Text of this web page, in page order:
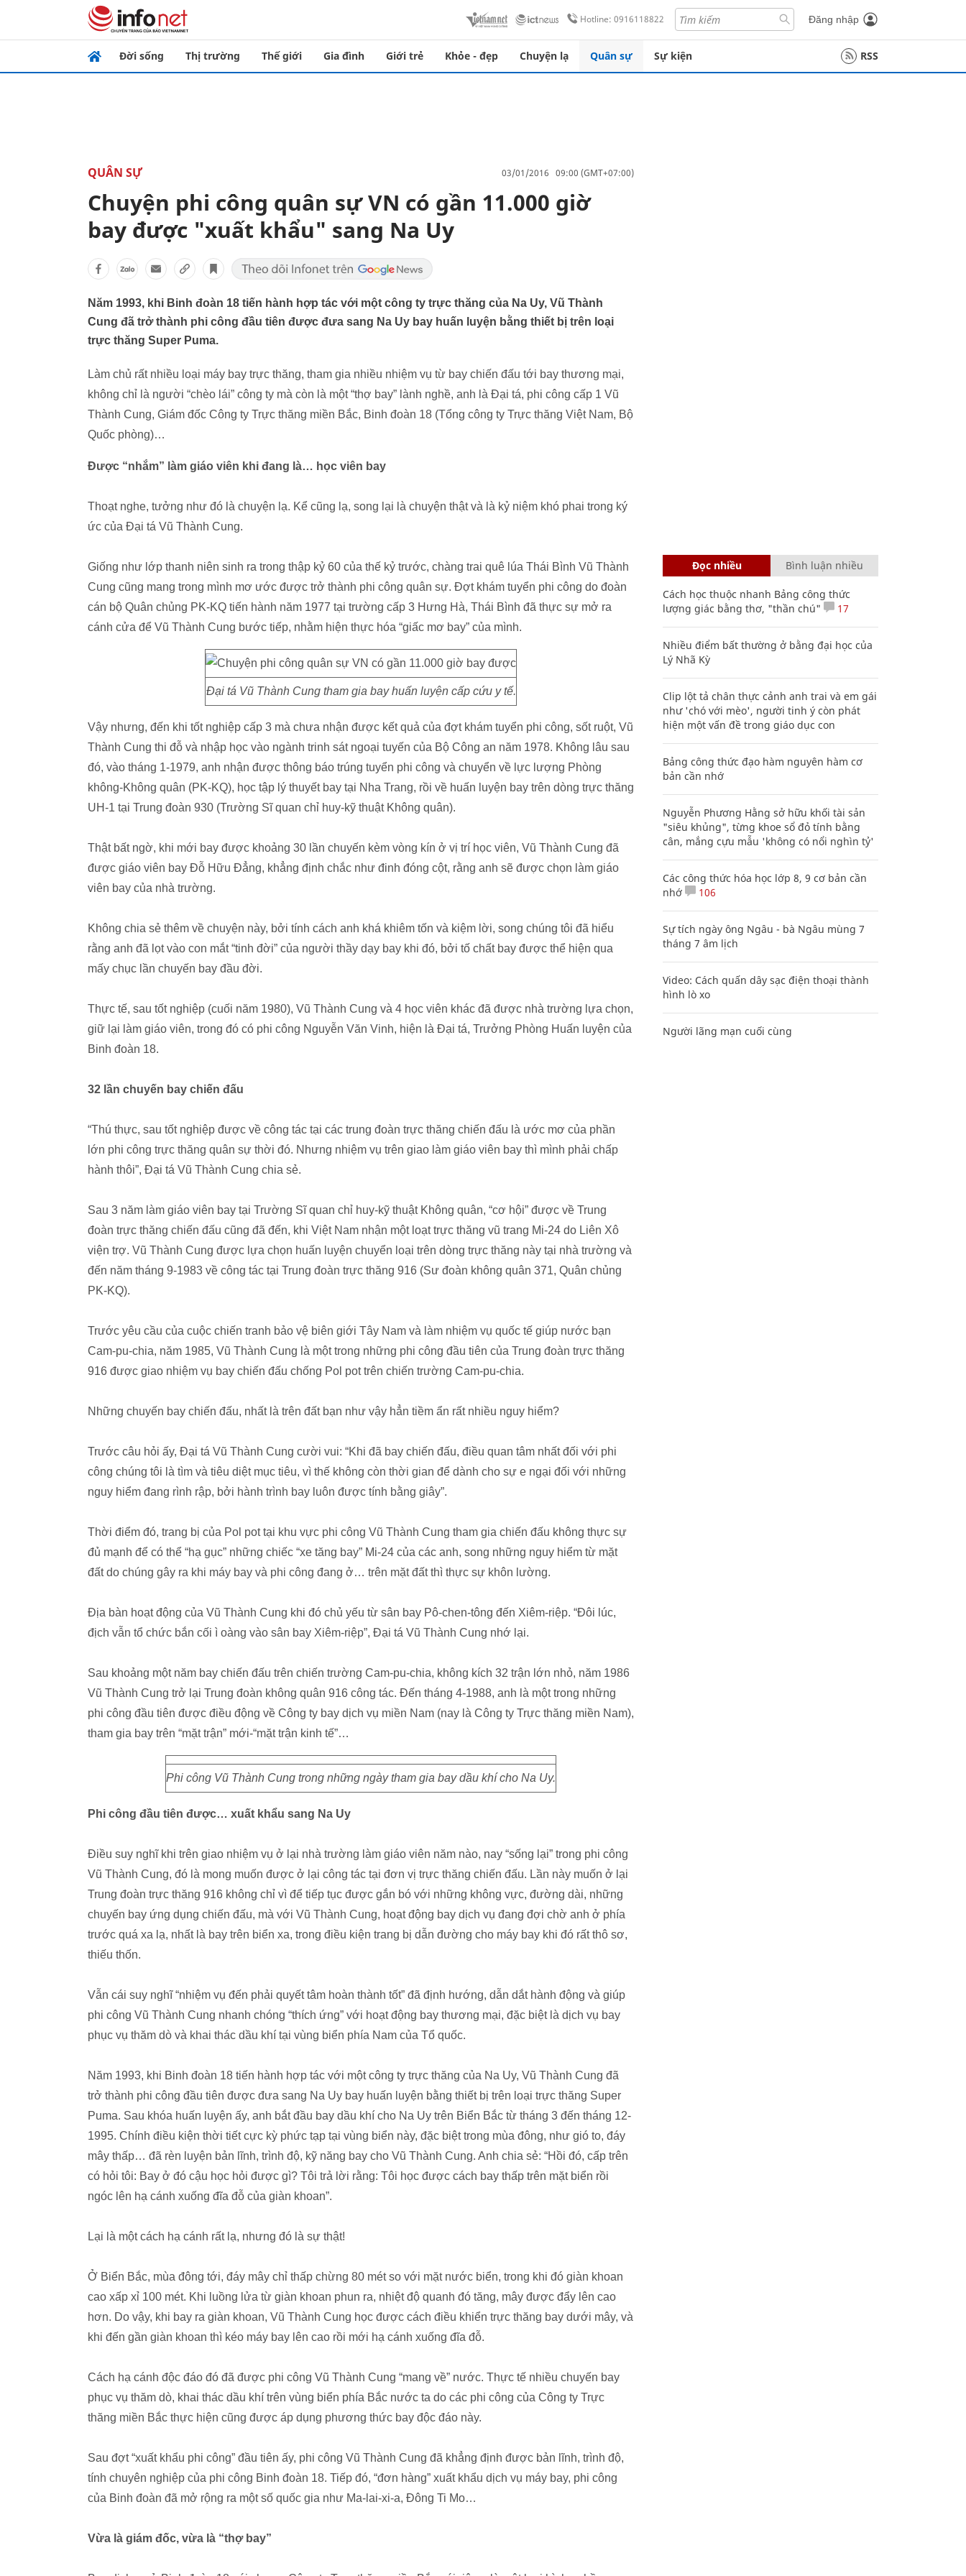
Hotline: 0916118822 Đăng nhập
Đời sống Thị trường Thế giới Gia đình Giới trẻ Khỏe - đẹp Chuyện lạ Quân sự Sự kiện RSS
QUÂN SỰ 03/01/2016 09:00 (GMT+07:00)
Chuyện phi công quân sự VN có gần 11.000 giờ
bay được "xuất khẩu" sang Na Uy
Năm 1993, khi Binh đoàn 18 tiến hành hợp tác với một công ty trực thăng của Na Uy, Vũ Thành
Cung đã trở thành phi công đầu tiên được đưa sang Na Uy bay huấn luyện bằng thiết bị trên loại
trực thăng Super Puma.
Làm chủ rất nhiều loại máy bay trực thăng, tham gia nhiều nhiệm vụ từ bay chiến đấu tới bay thương mại,
không chỉ là người “chèo lái” công ty mà còn là một “thợ bay” lành nghề, anh là Đại tá, phi công cấp 1 Vũ
Thành Cung, Giám đốc Công ty Trực thăng miền Bắc, Binh đoàn 18 (Tổng công ty Trực thăng Việt Nam, Bộ
Quốc phòng)…
Được “nhắm” làm giáo viên khi đang là… học viên bay
Thoạt nghe, tưởng như đó là chuyện lạ. Kể cũng lạ, song lại là chuyện thật và là kỷ niệm khó phai trong ký
ức của Đại tá Vũ Thành Cung.
Giống như lớp thanh niên sinh ra trong thập kỷ 60 của thế kỷ trước, chàng trai quê lúa Thái Bình Vũ Thành
Cung cũng mang trong mình mơ ước được trở thành phi công quân sự. Đợt khám tuyển phi công do đoàn
cán bộ Quân chủng PK-KQ tiến hành năm 1977 tại trường cấp 3 Hưng Hà, Thái Bình đã thực sự mở ra
cánh cửa để Vũ Thành Cung bước tiếp, nhằm hiện thực hóa “giấc mơ bay” của mình.
Đại tá Vũ Thành Cung tham gia bay huấn luyện cấp cứu y tế.
Vậy nhưng, đến khi tốt nghiệp cấp 3 mà chưa nhận được kết quả của đợt khám tuyển phi công, sốt ruột, Vũ
Thành Cung thi đỗ và nhập học vào ngành trinh sát ngoại tuyến của Bộ Công an năm 1978. Không lâu sau
đó, vào tháng 1-1979, anh nhận được thông báo trúng tuyển phi công và chuyển về lực lượng Phòng
không-Không quân (PK-KQ), học tập lý thuyết bay tại Nha Trang, rồi về huấn luyện bay trên dòng trực thăng
UH-1 tại Trung đoàn 930 (Trường Sĩ quan chỉ huy-kỹ thuật Không quân).
Thật bất ngờ, khi mới bay được khoảng 30 lần chuyến kèm vòng kín ở vị trí học viên, Vũ Thành Cung đã
được giáo viên bay Đỗ Hữu Đẳng, khẳng định chắc như đinh đóng cột, rằng anh sẽ được chọn làm giáo
viên bay của nhà trường.
Không chia sẻ thêm về chuyện này, bởi tính cách anh khá khiêm tốn và kiệm lời, song chúng tôi đã hiểu
rằng anh đã lọt vào con mắt “tinh đời” của người thầy dạy bay khi đó, bởi tố chất bay được thể hiện qua
mấy chục lần chuyến bay đầu đời.
Thực tế, sau tốt nghiệp (cuối năm 1980), Vũ Thành Cung và 4 học viên khác đã được nhà trường lựa chọn,
giữ lại làm giáo viên, trong đó có phi công Nguyễn Văn Vinh, hiện là Đại tá, Trưởng Phòng Huấn luyện của
Binh đoàn 18.
32 lần chuyến bay chiến đấu
“Thú thực, sau tốt nghiệp được về công tác tại các trung đoàn trực thăng chiến đấu là ước mơ của phần
lớn phi công trực thăng quân sự thời đó. Nhưng nhiệm vụ trên giao làm giáo viên bay thì mình phải chấp
hành thôi”, Đại tá Vũ Thành Cung chia sẻ.
Sau 3 năm làm giáo viên bay tại Trường Sĩ quan chỉ huy-kỹ thuật Không quân, “cơ hội” được về Trung
đoàn trực thăng chiến đấu cũng đã đến, khi Việt Nam nhận một loạt trực thăng vũ trang Mi-24 do Liên Xô
viện trợ. Vũ Thành Cung được lựa chọn huấn luyện chuyển loại trên dòng trực thăng này tại nhà trường và
đến năm tháng 9-1983 về công tác tại Trung đoàn trực thăng 916 (Sư đoàn không quân 371, Quân chủng
PK-KQ).
Trước yêu cầu của cuộc chiến tranh bảo vệ biên giới Tây Nam và làm nhiệm vụ quốc tế giúp nước bạn
Cam-pu-chia, năm 1985, Vũ Thành Cung là một trong những phi công đầu tiên của Trung đoàn trực thăng
916 được giao nhiệm vụ bay chiến đấu chống Pol pot trên chiến trường Cam-pu-chia.
Những chuyến bay chiến đấu, nhất là trên đất bạn như vậy hẳn tiềm ẩn rất nhiều nguy hiểm?
Trước câu hỏi ấy, Đại tá Vũ Thành Cung cười vui: “Khi đã bay chiến đấu, điều quan tâm nhất đối với phi
công chúng tôi là tìm và tiêu diệt mục tiêu, vì thế không còn thời gian để dành cho sự e ngại đối với những
nguy hiểm đang rình rập, bởi hành trình bay luôn được tính bằng giây”.
Thời điểm đó, trang bị của Pol pot tại khu vực phi công Vũ Thành Cung tham gia chiến đấu không thực sự
đủ mạnh để có thể “hạ gục” những chiếc “xe tăng bay” Mi-24 của các anh, song những nguy hiểm từ mặt
đất do chúng gây ra khi máy bay và phi công đang ở… trên mặt đất thì thực sự khôn lường.
Địa bàn hoạt động của Vũ Thành Cung khi đó chủ yếu từ sân bay Pô-chen-tông đến Xiêm-riệp. “Đôi lúc,
địch vẫn tổ chức bắn cối ì oàng vào sân bay Xiêm-riệp”, Đại tá Vũ Thành Cung nhớ lại.
Sau khoảng một năm bay chiến đấu trên chiến trường Cam-pu-chia, không kích 32 trận lớn nhỏ, năm 1986
Vũ Thành Cung trở lại Trung đoàn không quân 916 công tác. Đến tháng 4-1988, anh là một trong những
phi công đầu tiên được điều động về Công ty bay dịch vụ miền Nam (nay là Công ty Trực thăng miền Nam),
tham gia bay trên “mặt trận” mới-“mặt trận kinh tế”…
Phi công Vũ Thành Cung trong những ngày tham gia bay dầu khí cho Na Uy.
Phi công đầu tiên được… xuất khẩu sang Na Uy
Điều suy nghĩ khi trên giao nhiệm vụ ở lại nhà trường làm giáo viên năm nào, nay “sống lại” trong phi công
Vũ Thành Cung, đó là mong muốn được ở lại công tác tại đơn vị trực thăng chiến đấu. Lần này muốn ở lại
Trung đoàn trực thăng 916 không chỉ vì để tiếp tục được gắn bó với những không vực, đường dài, những
chuyến bay ứng dụng chiến đấu, mà với Vũ Thành Cung, hoạt động bay dịch vụ đang đợi chờ anh ở phía
trước quá xa lạ, nhất là bay trên biển xa, trong điều kiện trang bị dẫn đường cho máy bay khi đó rất thô sơ,
thiếu thốn.
Vẫn cái suy nghĩ “nhiệm vụ đến phải quyết tâm hoàn thành tốt” đã định hướng, dẫn dắt hành động và giúp
phi công Vũ Thành Cung nhanh chóng “thích ứng” với hoạt động bay thương mại, đặc biệt là dịch vụ bay
phục vụ thăm dò và khai thác dầu khí tại vùng biển phía Nam của Tổ quốc.
Năm 1993, khi Binh đoàn 18 tiến hành hợp tác với một công ty trực thăng của Na Uy, Vũ Thành Cung đã
trở thành phi công đầu tiên được đưa sang Na Uy bay huấn luyện bằng thiết bị trên loại trực thăng Super
Puma. Sau khóa huấn luyện ấy, anh bắt đầu bay dầu khí cho Na Uy trên Biển Bắc từ tháng 3 đến tháng 12-
1995. Chính điều kiện thời tiết cực kỳ phức tạp tại vùng biển này, đặc biệt trong mùa đông, như gió to, đáy
mây thấp… đã rèn luyện bản lĩnh, trình độ, kỹ năng bay cho Vũ Thành Cung. Anh chia sẻ: “Hồi đó, cấp trên
có hỏi tôi: Bay ở đó cậu học hỏi được gì? Tôi trả lời rằng: Tôi học được cách bay thấp trên mặt biển rồi
ngóc lên hạ cánh xuống đĩa đỗ của giàn khoan”.
Lại là một cách hạ cánh rất lạ, nhưng đó là sự thật!
Ở Biển Bắc, mùa đông tới, đáy mây chỉ thấp chừng 80 mét so với mặt nước biển, trong khi đó giàn khoan
cao xấp xỉ 100 mét. Khi luồng lửa từ giàn khoan phun ra, nhiệt độ quanh đó tăng, mây được đẩy lên cao
hơn. Do vậy, khi bay ra giàn khoan, Vũ Thành Cung học được cách điều khiển trực thăng bay dưới mây, và
khi đến gần giàn khoan thì kéo máy bay lên cao rồi mới hạ cánh xuống đĩa đỗ.
Cách hạ cánh độc đáo đó đã được phi công Vũ Thành Cung “mang về” nước. Thực tế nhiều chuyến bay
phục vụ thăm dò, khai thác dầu khí trên vùng biển phía Bắc nước ta do các phi công của Công ty Trực
thăng miền Bắc thực hiện cũng được áp dụng phương thức bay độc đáo này.
Sau đợt “xuất khẩu phi công” đầu tiên ấy, phi công Vũ Thành Cung đã khẳng định được bản lĩnh, trình độ,
tính chuyên nghiệp của phi công Binh đoàn 18. Tiếp đó, “đơn hàng” xuất khẩu dịch vụ máy bay, phi công
của Binh đoàn đã mở rộng ra một số quốc gia như Ma-lai-xi-a, Đông Ti Mo…
Vừa là giám đốc, vừa là “thợ bay”
Đọc nhiều Bình luận nhiều
Cách học thuộc nhanh Bảng công thức
lượng giác bằng thơ, "thần chú"
17
Nhiều điểm bất thường ở bằng đại học của
Lý Nhã Kỳ
Clip lột tả chân thực cảnh anh trai và em gái
như 'chó với mèo', người tinh ý còn phát
hiện một vấn đề trong giáo dục con
Bảng công thức đạo hàm nguyên hàm cơ
bản cần nhớ
Nguyễn Phương Hằng sở hữu khối tài sản
"siêu khủng", từng khoe sổ đỏ tính bằng
cân, mắng cựu mẫu 'không có nổi nghìn tỷ'
Các công thức hóa học lớp 8, 9 cơ bản cần
nhớ
106
Sự tích ngày ông Ngâu - bà Ngâu mùng 7
tháng 7 âm lịch
Video: Cách quấn dây sạc điện thoại thành
hình lò xo
Người lãng mạn cuối cùng